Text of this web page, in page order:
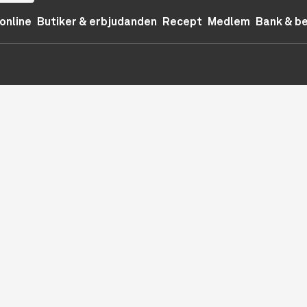
Butiker & erbjudanden Recept Medlem Bank &